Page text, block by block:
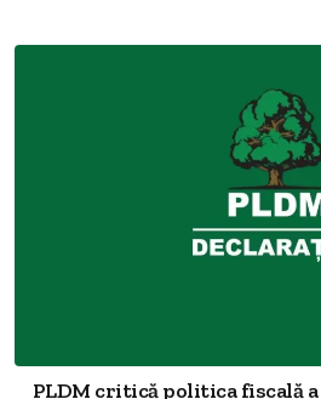
PLDM critică politica fiscală